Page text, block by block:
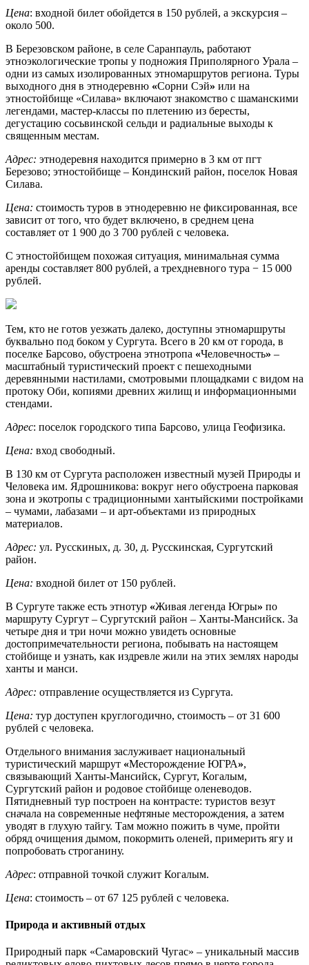
Цена: входной билет обойдется в 150 рублей, а экскурсия –
около 500.
В Березовском районе, в селе Саранпауль, работают
этноэкологические тропы у подножия Приполярного Урала –
одни из самых изолированных этномаршрутов региона. Туры
выходного дня в этнодеревню «Сорни Сэй» или на
этностойбище «Силава» включают знакомство с шаманскими
легендами, мастер-классы по плетению из бересты,
дегустацию сосьвинской сельди и радиальные выходы к
священным местам.
Адрес: этнодеревня находится примерно в 3 км от пгт
Березово; этностойбище – Кондинский район, поселок Новая
Силава.
Цена: стоимость туров в этнодеревню не фиксированная, все
зависит от того, что будет включено, в среднем цена
составляет от 1 900 до 3 700 рублей с человека.
С этностойбищем похожая ситуация, минимальная сумма
аренды составляет 800 рублей, а трехдневного тура − 15 000
рублей.
Тем, кто не готов уезжать далеко, доступны этномаршруты
буквально под боком у Сургута. Всего в 20 км от города, в
поселке Барсово, обустроена этнотропа «Человечность» –
масштабный туристический проект с пешеходными
деревянными настилами, смотровыми площадками с видом на
протоку Оби, копиями древних жилищ и информационными
стендами.
Адрес: поселок городского типа Барсово, улица Геофизика.
Цена: вход свободный.
В 130 км от Сургута расположен известный музей Природы и
Человека им. Ядрошникова: вокруг него обустроена парковая
зона и экотропы с традиционными хантыйскими постройками
– чумами, лабазами – и арт-объектами из природных
материалов.
Адрес: ул. Русскиных, д. 30, д. Русскинская, Сургутский
район.
Цена: входной билет от 150 рублей.
В Сургуте также есть этнотур «Живая легенда Югры» по
маршруту Сургут – Сургутский район – Ханты-Мансийск. За
четыре дня и три ночи можно увидеть основные
достопримечательности региона, побывать на настоящем
стойбище и узнать, как издревле жили на этих землях народы
ханты и манси.
Адрес: отправление осуществляется из Сургута.
Цена: тур доступен круглогодично, стоимость – от 31 600
рублей с человека.
Отдельного внимания заслуживает национальный
туристический маршрут «Месторождение ЮГРА»,
связывающий Ханты-Мансийск, Сургут, Когалым,
Сургутский район и родовое стойбище оленеводов.
Пятидневный тур построен на контрасте: туристов везут
сначала на современные нефтяные месторождения, а затем
уводят в глухую тайгу. Там можно пожить в чуме, пройти
обряд очищения дымом, покормить оленей, примерить ягу и
попробовать строганину.
Адрес: отправной точкой служит Когалым.
Цена: стоимость – от 67 125 рублей с человека.
Природа и активный отдых
Природный парк «Самаровский Чугас» – уникальный массив